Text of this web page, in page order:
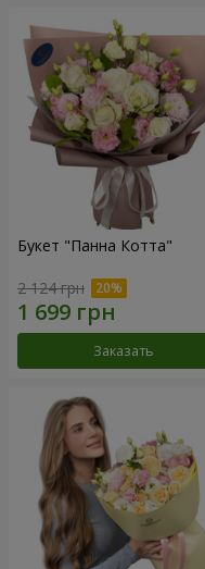
Букет "Панна Котта"
2 124 грн
Заказать